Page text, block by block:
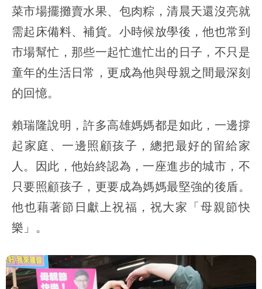
菜市場擺攤賣水果、包肉粽，清晨天還沒亮就
需起床備料、補貨。小時候放學後，他也常到
市場幫忙，那些一起忙進忙出的日子，不只是
童年的生活日常，更成為他與母親之間最深刻
的回憶。
賴瑞隆說明，許多高雄媽媽都是如此，一邊撐
起家庭、一邊照顧孩子，總把最好的留給家
人。因此，他始終認為，一座進步的城市，不
只要照顧孩子，更要成為媽媽最堅強的後盾。
他也藉著節日獻上祝福，祝大家「母親節快
樂」。